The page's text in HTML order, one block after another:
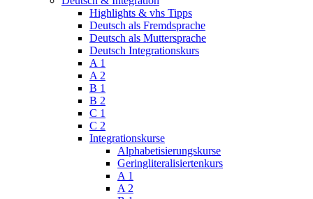
Highlights & vhs Tipps
Deutsch als Fremdsprache
Deutsch als Muttersprache
Deutsch Integrationskurs
A 1
A 2
B 1
B 2
C 1
C 2
Integrationskurse
Alphabetisierungskurse
Geringliteralisiertenkurs
A 1
A 2